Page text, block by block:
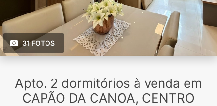
31 FOTOS
Apto. 2 dormitórios à venda em
CAPÃO DA CANOA, CENTRO